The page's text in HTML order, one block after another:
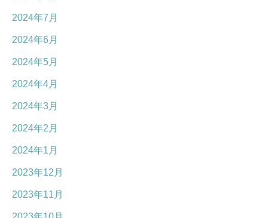
2024年7月
2024年6月
2024年5月
2024年4月
2024年3月
2024年2月
2024年1月
2023年12月
2023年11月